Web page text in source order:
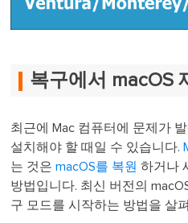
복구에서 macOS
최근에 Mac 컴퓨터에 문제가
설치해야 할 때일 수 있습니다.
는 것은 macOS를 복원 하거나
방법입니다. 최신 버전의
구 모드를 시작하는 방법을 살